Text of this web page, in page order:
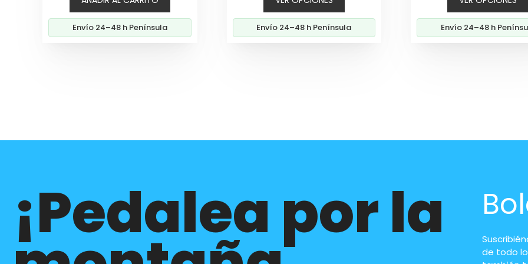
original
era:
119,00€.
actual
es:
105,60€.
Envío 24–48 h Península
original
era:
39,00€.
actual
es:
35,60€.
Envío 24–48 h Península Envío 24–48 h
¡Pedalea por la
de todo